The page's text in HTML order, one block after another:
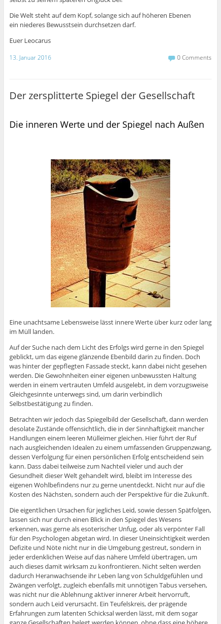
Die Welt steht auf dem Kopf, solange sich auf höheren Ebenen
ein niederes Bewusstsein durchsetzen darf.
Euer Leocarus
13. Januar 2016 0 Comments
Der zersplitterte Spiegel der Gesellschaft
Die inneren Werte und der Spiegel nach Außen
Eine unachtsame Lebensweise lässt innere Werte über kurz oder lang
im Müll landen.
Auf der Suche nach dem Licht des Erfolgs wird gerne in den Spiegel
geblickt, um das eigene glänzende Ebenbild darin zu finden. Doch
was hinter der gepflegten Fassade steckt, kann dabei nicht gesehen
werden. Die Gewohnheiten einer eigenen unbewussten Haltung
werden in einem vertrauten Umfeld ausgelebt, in dem vorzugsweise
Gleichgesinnte unterwegs sind, um darin verbindlich
Selbstbestätigung zu finden.
Betrachten wir jedoch das Spiegelbild der Gesellschaft, dann werden
desolate Zustände offensichtlich, die in der Sinnhaftigkeit mancher
Handlungen einem leeren Mülleimer gleichen. Hier führt der Ruf
nach ausgleichenden Idealen zu einem umfassenden Gruppenzwang,
dessen Verfolgung für einen persönlichen Erfolg entscheidend sein
kann. Dass dabei teilweise zum Nachteil vieler und auch der
Gesundheit dieser Welt gehandelt wird, bleibt im Interesse des
eigenen Wohlbefindens nur zu gerne unentdeckt. Nicht nur auf die
Kosten des Nächsten, sondern auch der Perspektive für die Zukunft.
Die eigentlichen Ursachen für jegliches Leid, sowie dessen Spätfolgen,
lassen sich nur durch einen Blick in den Spiegel des Wesens
erkennen, was gerne als esoterischer Unfug, oder als verpönter Fall
für den Psychologen abgetan wird. In dieser Uneinsichtigkeit werden
Defizite und Nöte nicht nur in die Umgebung gestreut, sondern in
jeder erdenklichen Weise auf das nähere Umfeld übertragen, um
auch dieses damit wirksam zu konfrontieren. Nicht selten werden
dadurch Heranwachsende ihr Leben lang von Schuldgefühlen und
Zwängen verfolgt, zugleich ebenfalls mit unnötigen Tabus versehen,
was nicht nur die Ablehnung aktiver innerer Arbeit hervorruft,
sondern auch Leid verursacht. Ein Teufelskreis, der prägende
Erfahrungen zum latenten Schicksal werden lässt, mit dem sogar